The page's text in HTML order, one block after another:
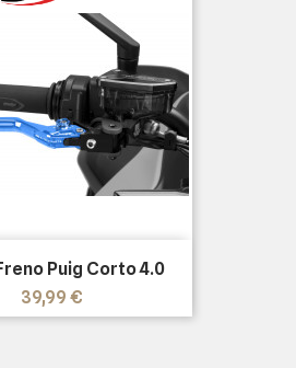
Puig Corto 4.0
Prezzo
39,99 €